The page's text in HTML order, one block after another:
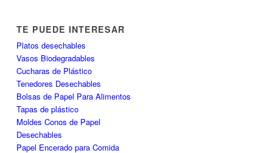
TE PUEDE INTERESAR
Platos desechables
Vasos Biodegradables
Cucharas de Plástico
Tenedores Desechables
Bolsas de Papel Para Alimentos
Tapas de plástico
Moldes Conos de Papel
Desechables
Papel Encerado para Comida